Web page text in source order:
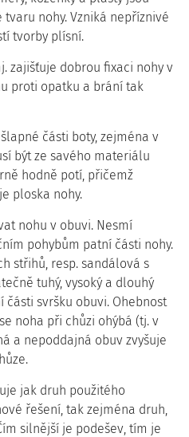
nohy. Vzniká nepříznivé
tvorby plísní.
zajišťuje dobrou fixaci nohy v
proti opatku a brání tak
části boty, zejména v
být ze savého materiálu
hodně potí, přičemž
ploska nohy.
nohu v obuvi. Nesmí
pohybům patní části nohy.
střihů, resp. sandálová s
tuhý, vysoký a dlouhý
svršku obuvi. Ohebnost
noha při chůzi ohýbá (tj. v
a nepoddajná obuv zvyšuje
jak druh použitého
řešení, tak zejména druh,
silnější je podešev, tím je